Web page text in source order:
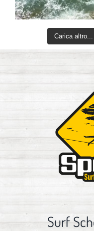
Carica altro...
Surf